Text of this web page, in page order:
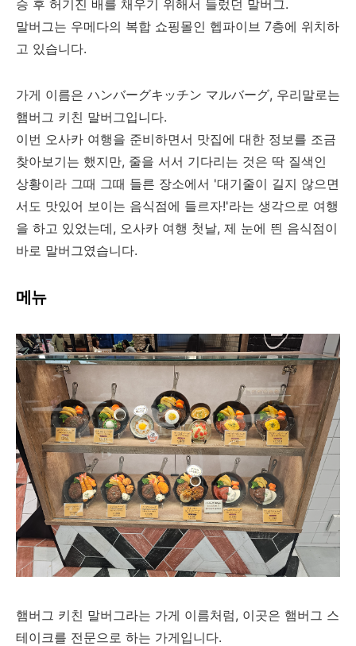
승 후 허기진 배를 채우기 위해서 들렀던 말버그.
말버그는 우메다의 복합 쇼핑몰인 헵파이브 7층에 위치하
고 있습니다.
가게 이름은 ハンバーグキッチン マルバーグ, 우리말로는
햄버그 키친 말버그입니다.
이번 오사카 여행을 준비하면서 맛집에 대한 정보를 조금
찾아보기는 했지만, 줄을 서서 기다리는 것은 딱 질색인
상황이라 그때 그때 들른 장소에서 '대기줄이 길지 않으면
서도 맛있어 보이는 음식점에 들르자!'라는 생각으로 여행
을 하고 있었는데, 오사카 여행 첫날, 제 눈에 띈 음식점이
바로 말버그였습니다.
메뉴
햄버그 키친 말버그라는 가게 이름처럼, 이곳은 햄버그 스
테이크를 전문으로 하는 가게입니다.